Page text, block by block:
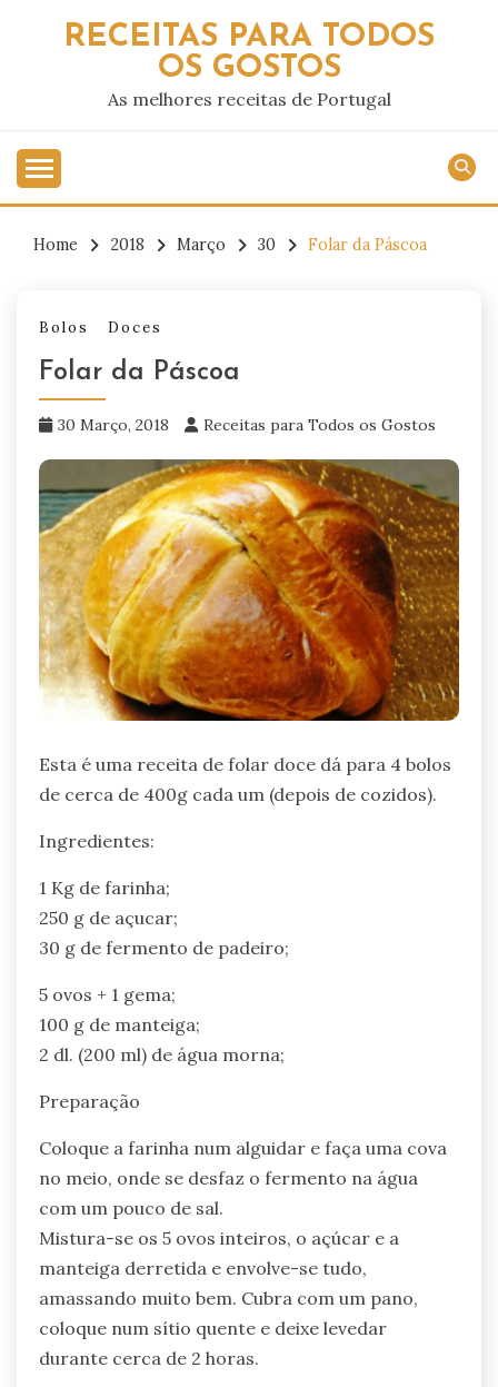
RECEITAS PARA TODOS
OS GOSTOS
As melhores receitas de Portugal
Home 2018 Março 30 Folar da Páscoa
Bolos Doces
Folar da Páscoa
30 Março, 2018 Receitas para Todos os Gostos
Esta é uma receita de folar doce dá para 4 bolos
de cerca de 400g cada um (depois de cozidos).
Ingredientes:
1 Kg de farinha;
250 g de açucar;
30 g de fermento de padeiro;
5 ovos + 1 gema;
100 g de manteiga;
2 dl. (200 ml) de água morna;
Preparação
Coloque a farinha num alguidar e faça uma cova
no meio, onde se desfaz o fermento na água
com um pouco de sal.
Mistura-se os 5 ovos inteiros, o açúcar e a
manteiga derretida e envolve-se tudo,
amassando muito bem. Cubra com um pano,
coloque num sítio quente e deixe levedar
durante cerca de 2 horas.